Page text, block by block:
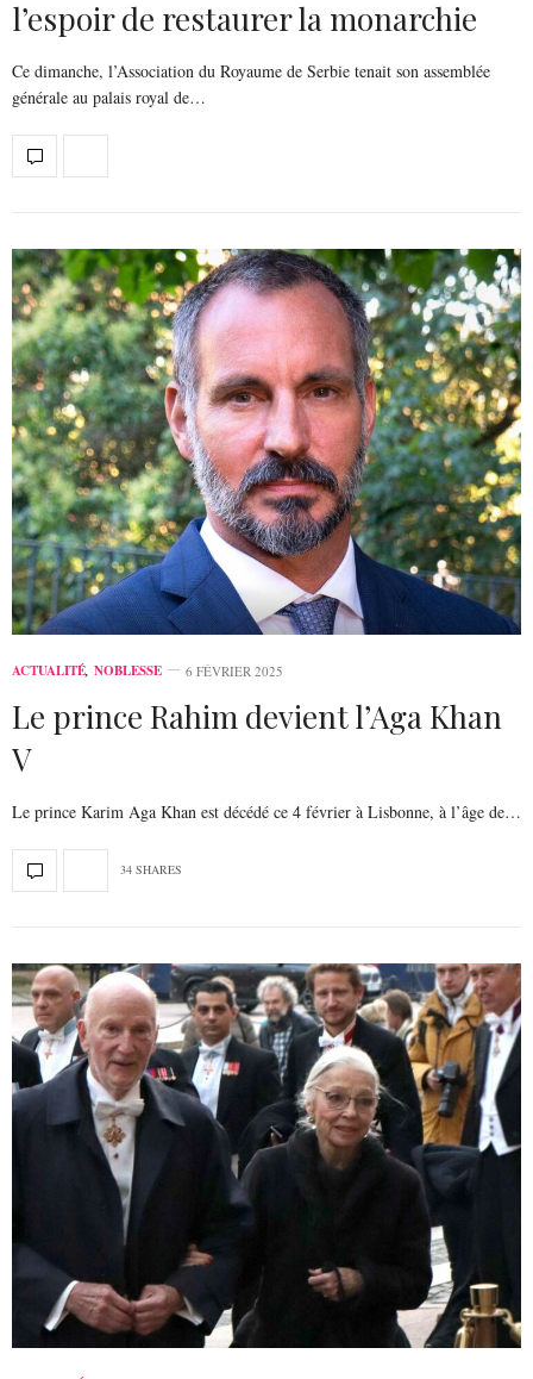
l’espoir de restaurer la monarchie
Ce dimanche, l’Association du Royaume de Serbie tenait son assemblée
générale au palais royal de…
ACTUALITÉ, NOBLESSE 6 FÉVRIER 2025
Le prince Rahim devient l’Aga Khan
V
Le prince Karim Aga Khan est décédé ce 4 février à Lisbonne, à l’âge de…
34 SHARES